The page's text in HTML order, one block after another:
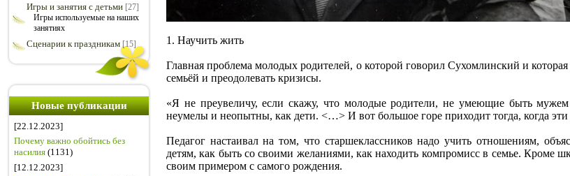
Игры и занятия с детьми [27]
Игры используемые на наших
занятиях
Сценарии к праздникам [15]
Новые публикации
[22.12.2023]
Почему важно обойтись без
насилия (1131)
[12.12.2023]
1. Научить жить
Главная проблема молодых родителей, о которой говорил Сухомлинский и
семьёй и преодолевать кризисы.
«Я не преувеличу, если скажу, что молодые родители, не умеющие быть
неумелы и неопытны, как дети. <…> И вот большое горе приходит тогда, когда
Педагог настаивал на том, что старшеклассников надо учить отношениям,
детям, как быть со своими желаниями, как находить компромисс в семье. Кроме
своим примером с самого рождения.